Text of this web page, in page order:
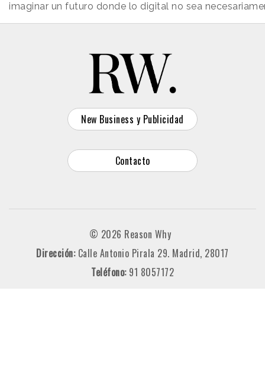
imaginar un futuro donde lo digital no sea
New Business y Publicidad
Contacto
© 2026 Reason Why
Dirección: Calle Antonio Pirala 29. Madrid, 28017
Teléfono: 91 8057172